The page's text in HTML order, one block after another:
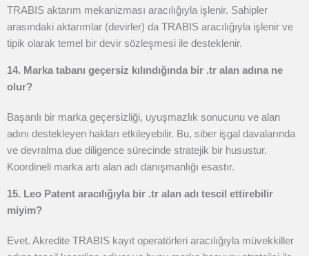
TRABIS aktarım mekanizması aracılığıyla işlenir. Sahipler
arasındaki aktarımlar (devirler) da TRABIS aracılığıyla işlenir ve
tipik olarak temel bir devir sözleşmesi ile desteklenir.
14. Marka tabanı geçersiz kılındığında bir .tr alan adına ne
olur?
Başarılı bir marka geçersizliği, uyuşmazlık sonucunu ve alan
adını destekleyen hakları etkileyebilir. Bu, siber işgal davalarında
ve devralma due diligence sürecinde stratejik bir husustur.
Koordineli marka artı alan adı danışmanlığı esastır.
15. Leo Patent aracılığıyla bir .tr alan adı tescil ettirebilir
miyim?
Evet. Akredite TRABIS kayıt operatörleri aracılığıyla müvekkiller